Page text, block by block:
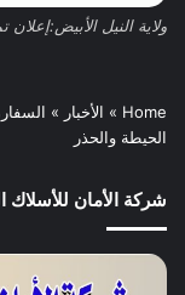
ولاية النيل
Home
» الأخبار »
الحيطة والحذر
شركة الأمان للأسلاك